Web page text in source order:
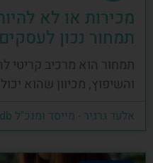
מכירות או לא
תמחור נכון
תמחור הוא מרכיב קריטי
והשיפוץ, מכיוון שהוא
אלעד גרגיר - מייסד ומנכ"ל arcdb